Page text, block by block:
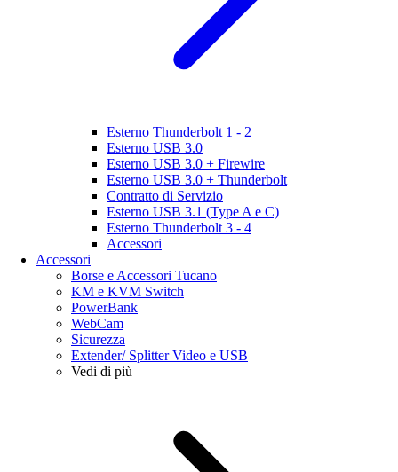
Esterno Thunderbolt 1 - 2
Esterno USB 3.0
Esterno USB 3.0 + Firewire
Esterno USB 3.0 + Thunderbolt
Contratto di Servizio
Esterno USB 3.1 (Type A e C)
Esterno Thunderbolt 3 - 4
Accessori
Accessori
Borse e Accessori Tucano
KM e KVM Switch
PowerBank
WebCam
Sicurezza
Extender/ Splitter Video e USB
Vedi di più